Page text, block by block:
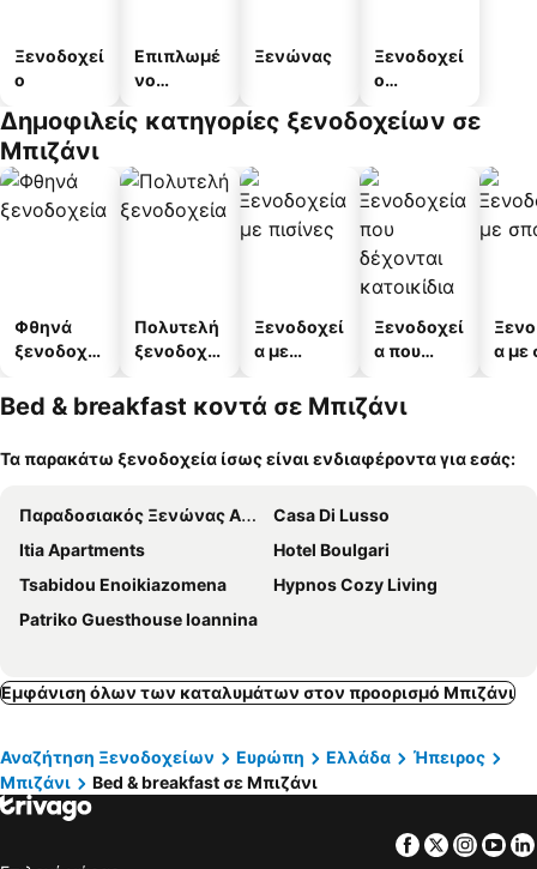
Ξενοδοχεί
ο
Επιπλωμέ
νο
α
Ξενώνας
Ξενοδοχεί
ο
άτων
Δημοφιλείς κατηγορίες ξενοδοχείων σε
Μπιζάνι
Φθηνά
ξενοδοχεί
Πολυτελή
ξενοδοχεί
Ξενοδοχεί
α με
Ξενοδοχεί
α που
κατοικίδι
α
α με
Bed & breakfast κοντά σε Μπιζάνι
Τα παρακάτω ξενοδοχεία ίσως είναι ενδιαφέροντα για εσάς:
Παραδοσιακός Ξενώνας Αετορράχης - Aetorrachi's Traditional Guesthouse
Casa Di Lusso
Itia Apartments
Hotel Boulgari
Tsabidou Enoikiazomena
Hypnos Cozy Living
Patriko Guesthouse Ioannina
Εμφάνιση όλων των καταλυμάτων στον προορισμό Μπιζάνι
Αναζήτηση Ξενοδοχείων Ευρώπη Ελλάδα
Ήπειρος
Μπιζάνι
Bed & breakfast σε Μπιζάνι
Facebook
Twitter